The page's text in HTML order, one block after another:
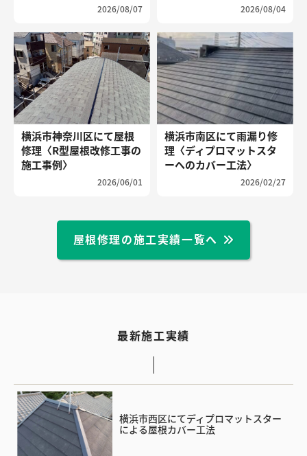
2026/08/07 2026/08/04
横浜市神奈川区にて屋根
修理〈R型屋根改修工事の
施工事例〉
2026/06/01
横浜市南区にて雨漏り修
理〈ディプロマットスタ
ーへのカバー工法〉
2026/02/27
屋根修理の施工実績一覧へ
最新施工実績
横浜市西区にてディプロマットスター
による屋根カバー工法